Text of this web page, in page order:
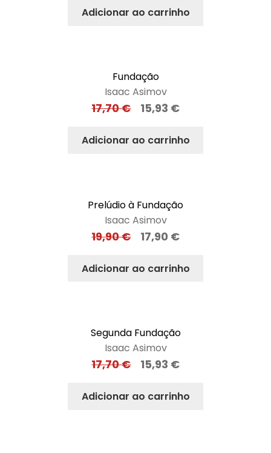
Adicionar ao carrinho
Fundação
Isaac Asimov
17,70€ 15,93 €
Adicionar ao carrinho
Prelúdio à Fundação
Isaac Asimov
19,90€ 17,90 €
Adicionar ao carrinho
Segunda Fundação
Isaac Asimov
17,70€ 15,93 €
Adicionar ao carrinho